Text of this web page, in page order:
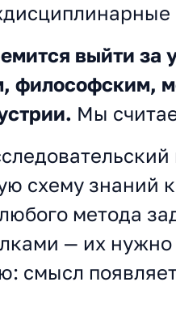
выйти
философским,
Мы
схему знаний
метода
— их нужно
смысл